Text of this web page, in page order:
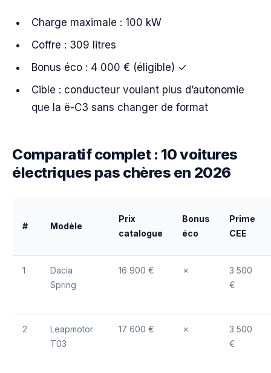
Charge maximale : 100 kW
Coffre : 309 litres
Bonus éco : 4 000 € (éligible) ✓
Cible : conducteur voulant plus d’autonomie
que la ë-C3 sans changer de format
Comparatif complet : 10 voitures
électriques pas chères en 2026
# Modèle
Prix
catalogue
Bonus
éco
Prime
CEE
1
Dacia
Spring
16 900 € ✗
3 500
€
2
Leapmotor
T03
17 600 € ✗
3 500
€